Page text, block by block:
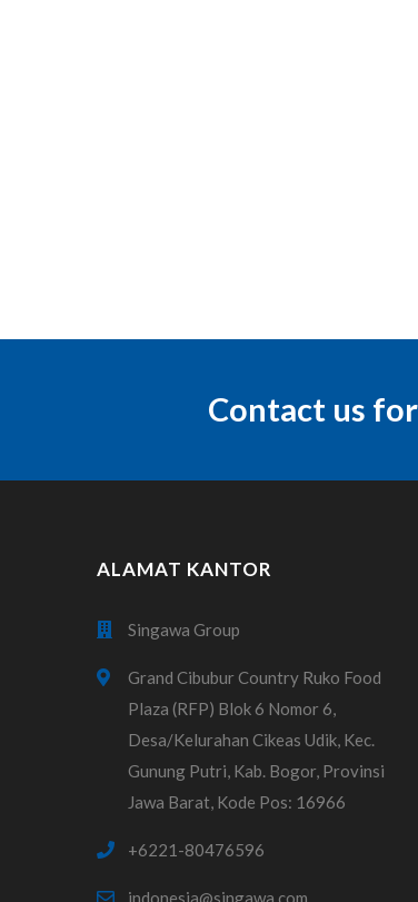
Contact us
ALAMAT KANTOR
Singawa Group
Grand Cibubur Country Ruko Food
Plaza (RFP) Blok 6 Nomor 6,
Desa/Kelurahan Cikeas Udik, Kec.
Gunung Putri, Kab. Bogor, Provinsi
Jawa Barat, Kode Pos: 16966
+6221-80476596
indonesia@singawa.com